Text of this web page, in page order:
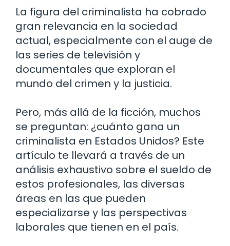
La figura del criminalista ha cobrado
gran relevancia en la sociedad
actual, especialmente con el auge de
las series de televisión y
documentales que exploran el
mundo del crimen y la justicia.
Pero, más allá de la ficción, muchos
se preguntan: ¿cuánto gana un
criminalista en Estados Unidos? Este
artículo te llevará a través de un
análisis exhaustivo sobre el sueldo de
estos profesionales, las diversas
áreas en las que pueden
especializarse y las perspectivas
laborales que tienen en el país.